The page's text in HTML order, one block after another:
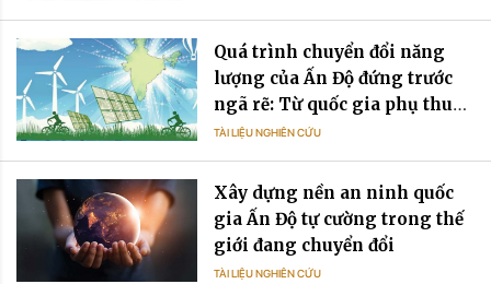
Quá trình chuyển đổi năng
lượng của Ấn Độ đứng trước
ngã rẽ: Từ quốc gia phụ thuộc
dầu mỏ đến quốc gia phụ
thuộc điện năng
TÀI LIỆU NGHIÊN CỨU
Xây dựng nền an ninh quốc
gia Ấn Độ tự cường trong thế
giới đang chuyển đổi
TÀI LIỆU NGHIÊN CỨU